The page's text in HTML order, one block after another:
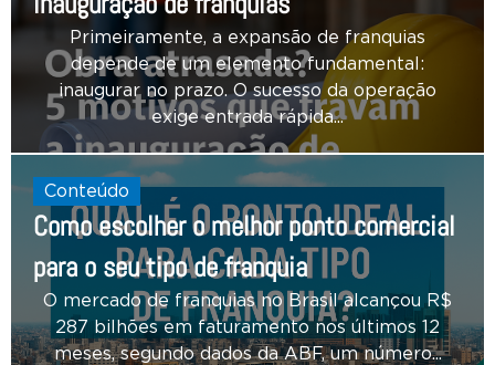
Primeiramente, a expansão de franquias
depende de um elemento fundamental:
inaugurar no prazo. O sucesso da operação
exige entrada rápida...
Conteúdo
Como escolher o melhor ponto comercial
para o seu tipo de franquia
O mercado de franquias no Brasil alcançou R$
287 bilhões em faturamento nos últimos 12
meses, segundo dados da ABF, um número...